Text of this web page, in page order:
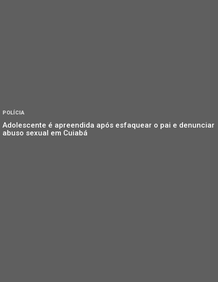
POLÍCIA
Adolescente é apreendida após esfaquear o pai e denunciar
abuso sexual em Cuiabá